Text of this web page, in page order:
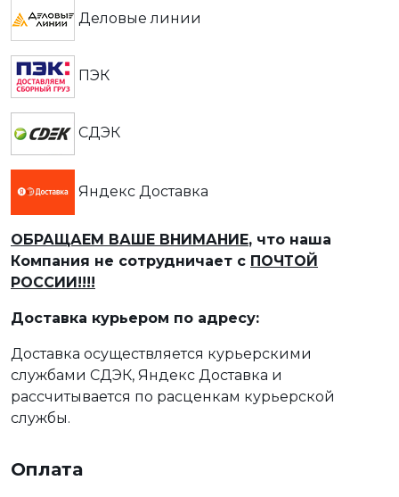
Деловые линии
ПЭК
СДЭК
Яндекс Доставка
ОБРАЩАЕМ ВАШЕ ВНИМАНИЕ, что наша
Компания не сотрудничает с ПОЧТОЙ
РОССИИ!!!!
Доставка курьером по адресу:
Доставка осуществляется курьерскими
службами СДЭК, Яндекс Доставка и
рассчитывается по расценкам курьерской
службы.
Оплата